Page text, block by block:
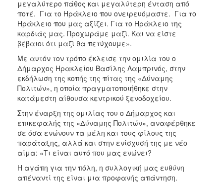
μεγαλύτερο πάθος και μεγαλύτερη ένταση από
ποτέ. Για το Ηράκλειο που ονειρευόμαστε. Για το
Ηράκλειο που μας αξίζει. Για το Ηράκλειο της
καρδιάς μας. Προχωράμε μαζί. Και να είστε
βέβαιοι ότι μαζί θα πετύχουμε».
Με αυτόν τον τρόπο έκλεισε την ομιλία του ο
Δήμαρχος Ηρακλείου Βασίλης Λαμπρινός, στην
εκδήλωση της κοπής της πίτας της «Δύναμης
Πολιτών», η οποία πραγματοποιήθηκε στην
κατάμεστη αίθουσα κεντρικού ξενοδοχείου.
Στην έναρξη της ομιλίας του ο Δήμαρχος και
επικεφαλής της «Δύναμης Πολιτών», αναφέρθηκε
σε όσα ενώνουν τα μέλη και τους φίλους της
παράταξης, αλλά και στην ενίσχυσή της με νέο
αίμα: «Τι είναι αυτό που μας ενώνει?
Η αγάπη για την πόλη, η συλλογική μας ευθύνη
απέναντί της είναι μια προφανής απάντηση.